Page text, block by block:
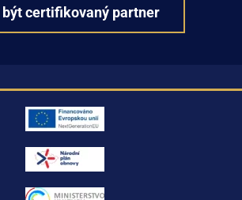
být certifikovaný partner